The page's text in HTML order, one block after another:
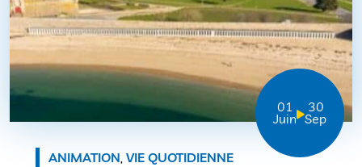
01
Juin
30
Sep
ANIMATION, VIE QUOTIDIENNE